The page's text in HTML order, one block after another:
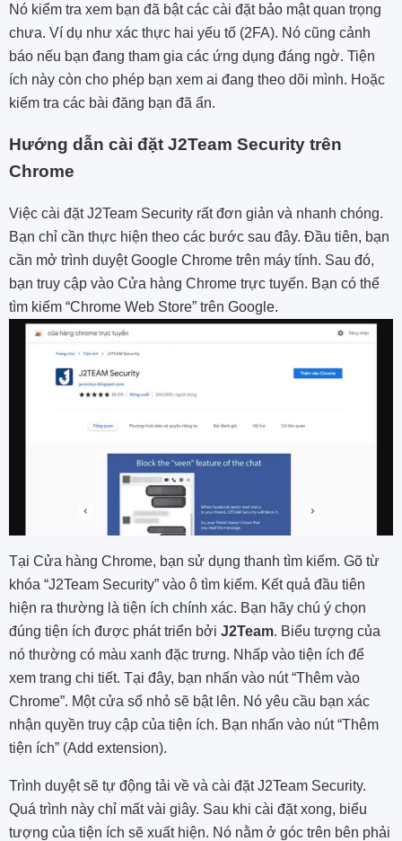
Nó kiểm tra xem bạn đã bật các cài đặt bảo mật quan trọng
chưa. Ví dụ như xác thực hai yếu tố (2FA). Nó cũng cảnh
báo nếu bạn đang tham gia các ứng dụng đáng ngờ. Tiện
ích này còn cho phép bạn xem ai đang theo dõi mình. Hoặc
kiểm tra các bài đăng bạn đã ẩn.
Hướng dẫn cài đặt J2Team Security trên
Chrome
Việc cài đặt J2Team Security rất đơn giản và nhanh chóng.
Bạn chỉ cần thực hiện theo các bước sau đây. Đầu tiên, bạn
cần mở trình duyệt Google Chrome trên máy tính. Sau đó,
bạn truy cập vào Cửa hàng Chrome trực tuyến. Bạn có thể
tìm kiếm “Chrome Web Store” trên Google.
Tại Cửa hàng Chrome, bạn sử dụng thanh tìm kiếm. Gõ từ
khóa “J2Team Security” vào ô tìm kiếm. Kết quả đầu tiên
hiện ra thường là tiện ích chính xác. Bạn hãy chú ý chọn
đúng tiện ích được phát triển bởi J2Team. Biểu tượng của
nó thường có màu xanh đặc trưng. Nhấp vào tiện ích để
xem trang chi tiết. Tại đây, bạn nhấn vào nút “Thêm vào
Chrome”. Một cửa sổ nhỏ sẽ bật lên. Nó yêu cầu bạn xác
nhận quyền truy cập của tiện ích. Bạn nhấn vào nút “Thêm
tiện ích” (Add extension).
Trình duyệt sẽ tự động tải về và cài đặt J2Team Security.
Quá trình này chỉ mất vài giây. Sau khi cài đặt xong, biểu
tượng của tiện ích sẽ xuất hiện. Nó nằm ở góc trên bên phải